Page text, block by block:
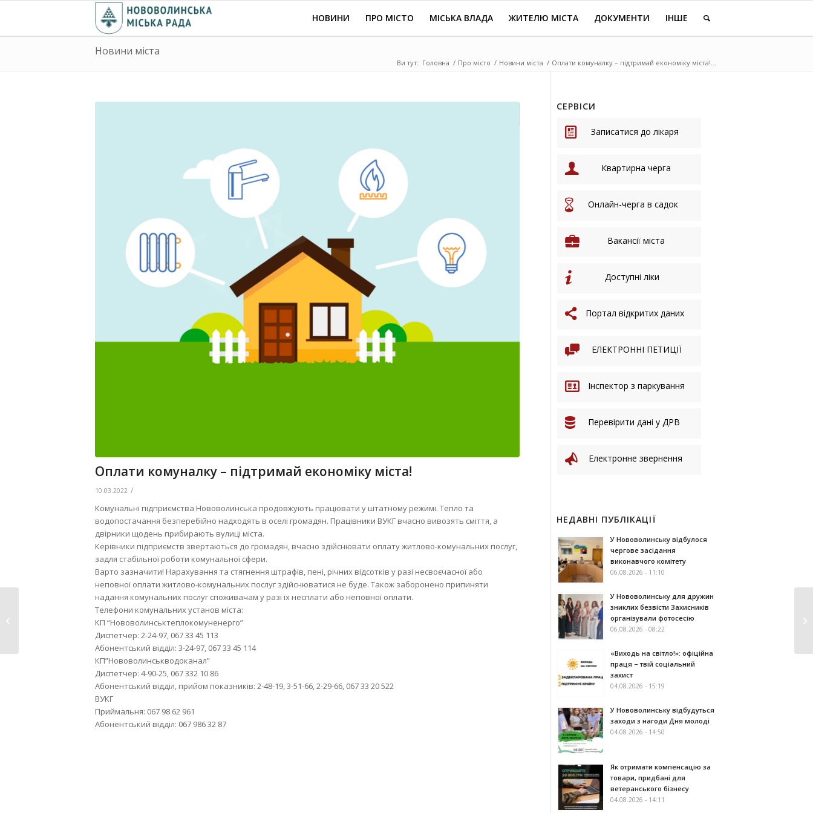
НОВИНИ ПРО МІСТО МІСЬКА ВЛАДА ЖИТЕЛЮ МІСТА ДОКУМЕНТИ ІНШЕ
Новини міста
Ви тут: Головна / Про місто / Новини міста / Оплати комуналку – підтримай економіку міста!...
Оплати комуналку – підтримай економіку міста!
10.03.2022 /
Комунальні підприємства Нововолинська продовжують працювати у штатному режимі. Тепло та
водопостачання безперебійно надходять в оселі громадян. Працівники ВУКГ вчасно вивозять сміття, а
двірники щодень прибирають вулиці міста.
Керівники підприємств звертаються до громадян, вчасно здійснювати оплату житлово-комунальних послуг,
задля стабільної роботи комунальної сфери.
Варто зазначити! Нарахування та стягнення штрафів, пені, річних відсотків у разі несвоєчасної або
неповної оплати житлово-комунальних послуг здійснюватися не буде. Також заборонено припиняти
надання комунальних послуг споживачам у разі їх несплати або неповної оплати.
Телефони комунальних установ міста:
КП “Нововолинськтеплокомуненерго”
Диспетчер: 2-24-97, 067 33 45 113
Абонентський відділ: 3-24-97, 067 33 45 114
КП”Нововолинськводоканал”
Диспетчер: 4-90-25, 067 332 10 86
Абонентський відділ, прийом показників: 2-48-19, 3-51-66, 2-29-66, 067 33 20 522
ВУКГ
Приймальня: 067 98 62 961
Абонентський відділ: 067 986 32 87
СЕРВІСИ
Записатися до лікаря
Квартирна черга
Онлайн-черга в садок
Вакансії міста
Доступні ліки
Портал відкритих даних
ЕЛЕКТРОННІ ПЕТИЦІЇ
Інспектор з паркування
Перевірити дані у ДРВ
Електронне звернення
НЕДАВНІ ПУБЛІКАЦІЇ
У Нововолинську відбулося
чергове засідання
виконавчого комітету
06.08.2026 - 11:10
У Нововолинську для дружин
зниклих безвісти Захисників
організували фотосесію
06.08.2026 - 08:22
«Виходь на світло!»: офіційна
праця – твій соціальний
захист
04.08.2026 - 15:19
У Нововолинську відбудуться
заходи з нагоди Дня молоді
04.08.2026 - 14:50
Як отримати компенсацію за
товари, придбані для
ветеранського бізнесу
04.08.2026 - 14:11